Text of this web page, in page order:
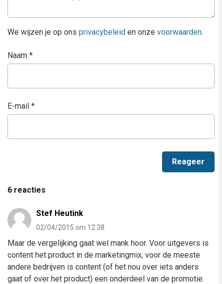
We wijzen je op ons privacybeleid en onze voorwaarden.
Naam *
E-mail *
6 reacties
Stef Heutink
02/04/2015 om 12:38
Maar de vergelijking gaat wel mank hoor. Voor uitgevers is
content het product in de marketingmix, voor de meeste
andere bedrijven is content (of het nou over iets anders
gaat of over het product) een onderdeel van de promotie.